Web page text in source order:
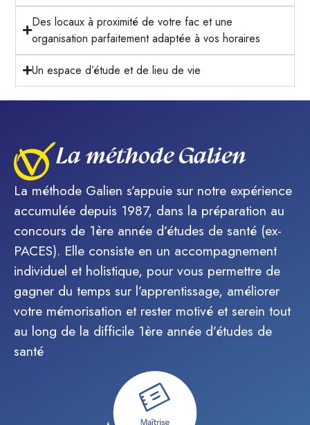
Des locaux à proximité de votre fac et une
organisation parfaitement adaptée à vos horaires
Un espace d’étude et de lieu de vie
La méthode Galien
La méthode Galien s’appuie sur notre expérience
accumulée depuis 1987, dans la préparation au
concours de 1ère année d’études de santé (ex-
PACES). Elle consiste en un accompagnement
individuel et holistique, pour vous permettre de
gagner du temps sur l’apprentissage, améliorer
votre mémorisation et rester motivé et serein tout
au long de la difficile 1ère année d’études de
santé